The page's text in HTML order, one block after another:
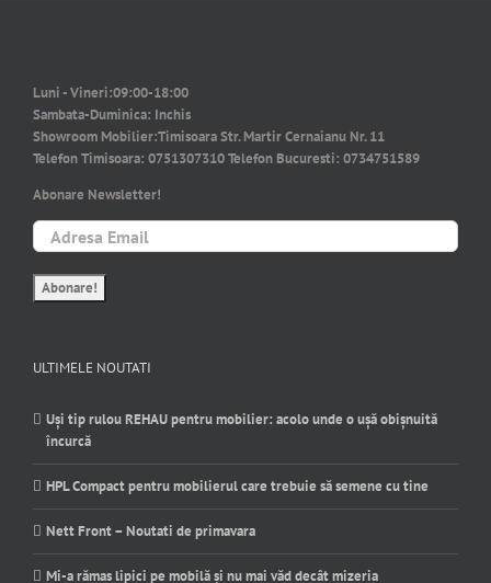
Luni - Vineri:09:00-18:00
Sambata-Duminica: Inchis
Showroom Mobilier:Timisoara Str. Martir Cernaianu Nr. 11
Telefon Timisoara: 0751307310Telefon Bucuresti: 0734751589
Abonare Newsletter!
ULTIMELE NOUTATI
Uși tip rulou REHAU pentru mobilier: acolo unde o ușă obișnuită
încurcă
HPL Compact pentru mobilierul care trebuie să semene cu tine
Nett Front – Noutati de primavara
Mi-a rămas lipici pe mobilă și nu mai văd decât mizeria